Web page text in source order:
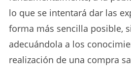
lo que se intentará dar las
forma más sencilla posible,
adecuándola a los
realización de una compra